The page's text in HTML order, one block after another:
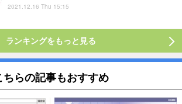
2021.12.16 Thu 15:15
ランキングをもっと見る
ちらの記事もおすすめ